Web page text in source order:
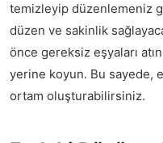
temizleyip düzenlemeniz
düzen ve sakinlik
önce gereksiz eşyaları
yerine koyun. Bu sayede,
ortam oluşturabilirsiniz.